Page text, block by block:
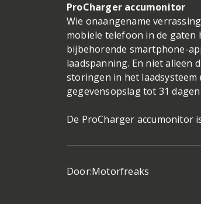
ProCharger accumonitor
Wie onaangename
mobiele telefoon in de gaten
bijbehorende smartphone-
laadspanning. En niet alleen
storingen in het
gegevensopslag tot 31
De ProCharger accumonitor
Door:Motorfreaks